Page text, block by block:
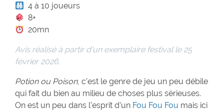
4 à 10 joueurs
8+
20mn
Avis réalisé à partir d’un exemplaire festival le 25
février 2026.
Potion ou Poison, c’est le genre de jeu un peu débile
qui fait du bien au milieu de choses plus sérieuses.
On est un peu dans l’esprit d’un Fou Fou Fou mais ici